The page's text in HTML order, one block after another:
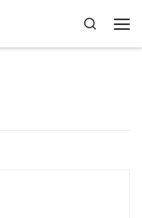
Search